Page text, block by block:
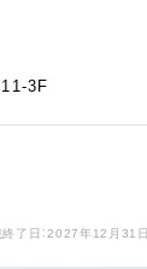
3F
終了日：2027年12月31日